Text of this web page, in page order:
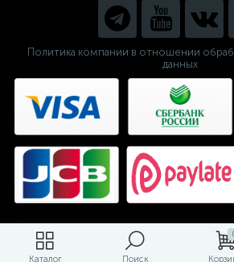
Каталог Поиск
Политика компании в отношении
данных